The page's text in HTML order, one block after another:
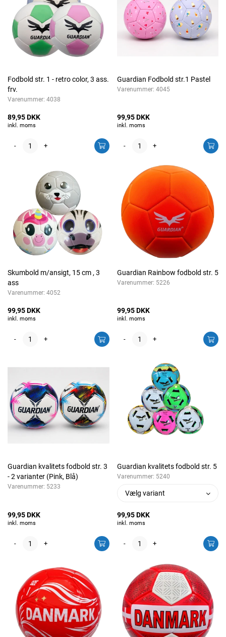
Fodbold str. 1 - retro color, 3 ass.
frv.
Varenummer: 4038
89,95 DKK
inkl. moms
- +
Guardian Fodbold str.1 Pastel
Varenummer: 4045
99,95 DKK
inkl. moms
- +
Skumbold m/ansigt, 15 cm , 3
ass
Varenummer: 4052
99,95 DKK
inkl. moms
- +
Guardian Rainbow fodbold str. 5
Varenummer: 5226
99,95 DKK
inkl. moms
- +
Guardian kvalitets fodbold str. 3
- 2 varianter (Pink, Blå)
Varenummer: 5233
99,95 DKK
inkl. moms
- +
Guardian kvalitets fodbold str. 5
Varenummer: 5240
Vælg variant
99,95 DKK
inkl. moms
- +